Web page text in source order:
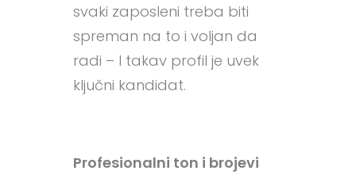
svaki zaposleni treba biti
spreman na to i voljan da
radi – I takav profil je uvek
ključni kandidat.
Profesionalni ton i brojevi